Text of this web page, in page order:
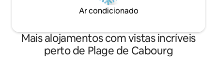
Ar condicionado
Mais alojamentos com vistas incríveis
perto de Plage de Cabourg